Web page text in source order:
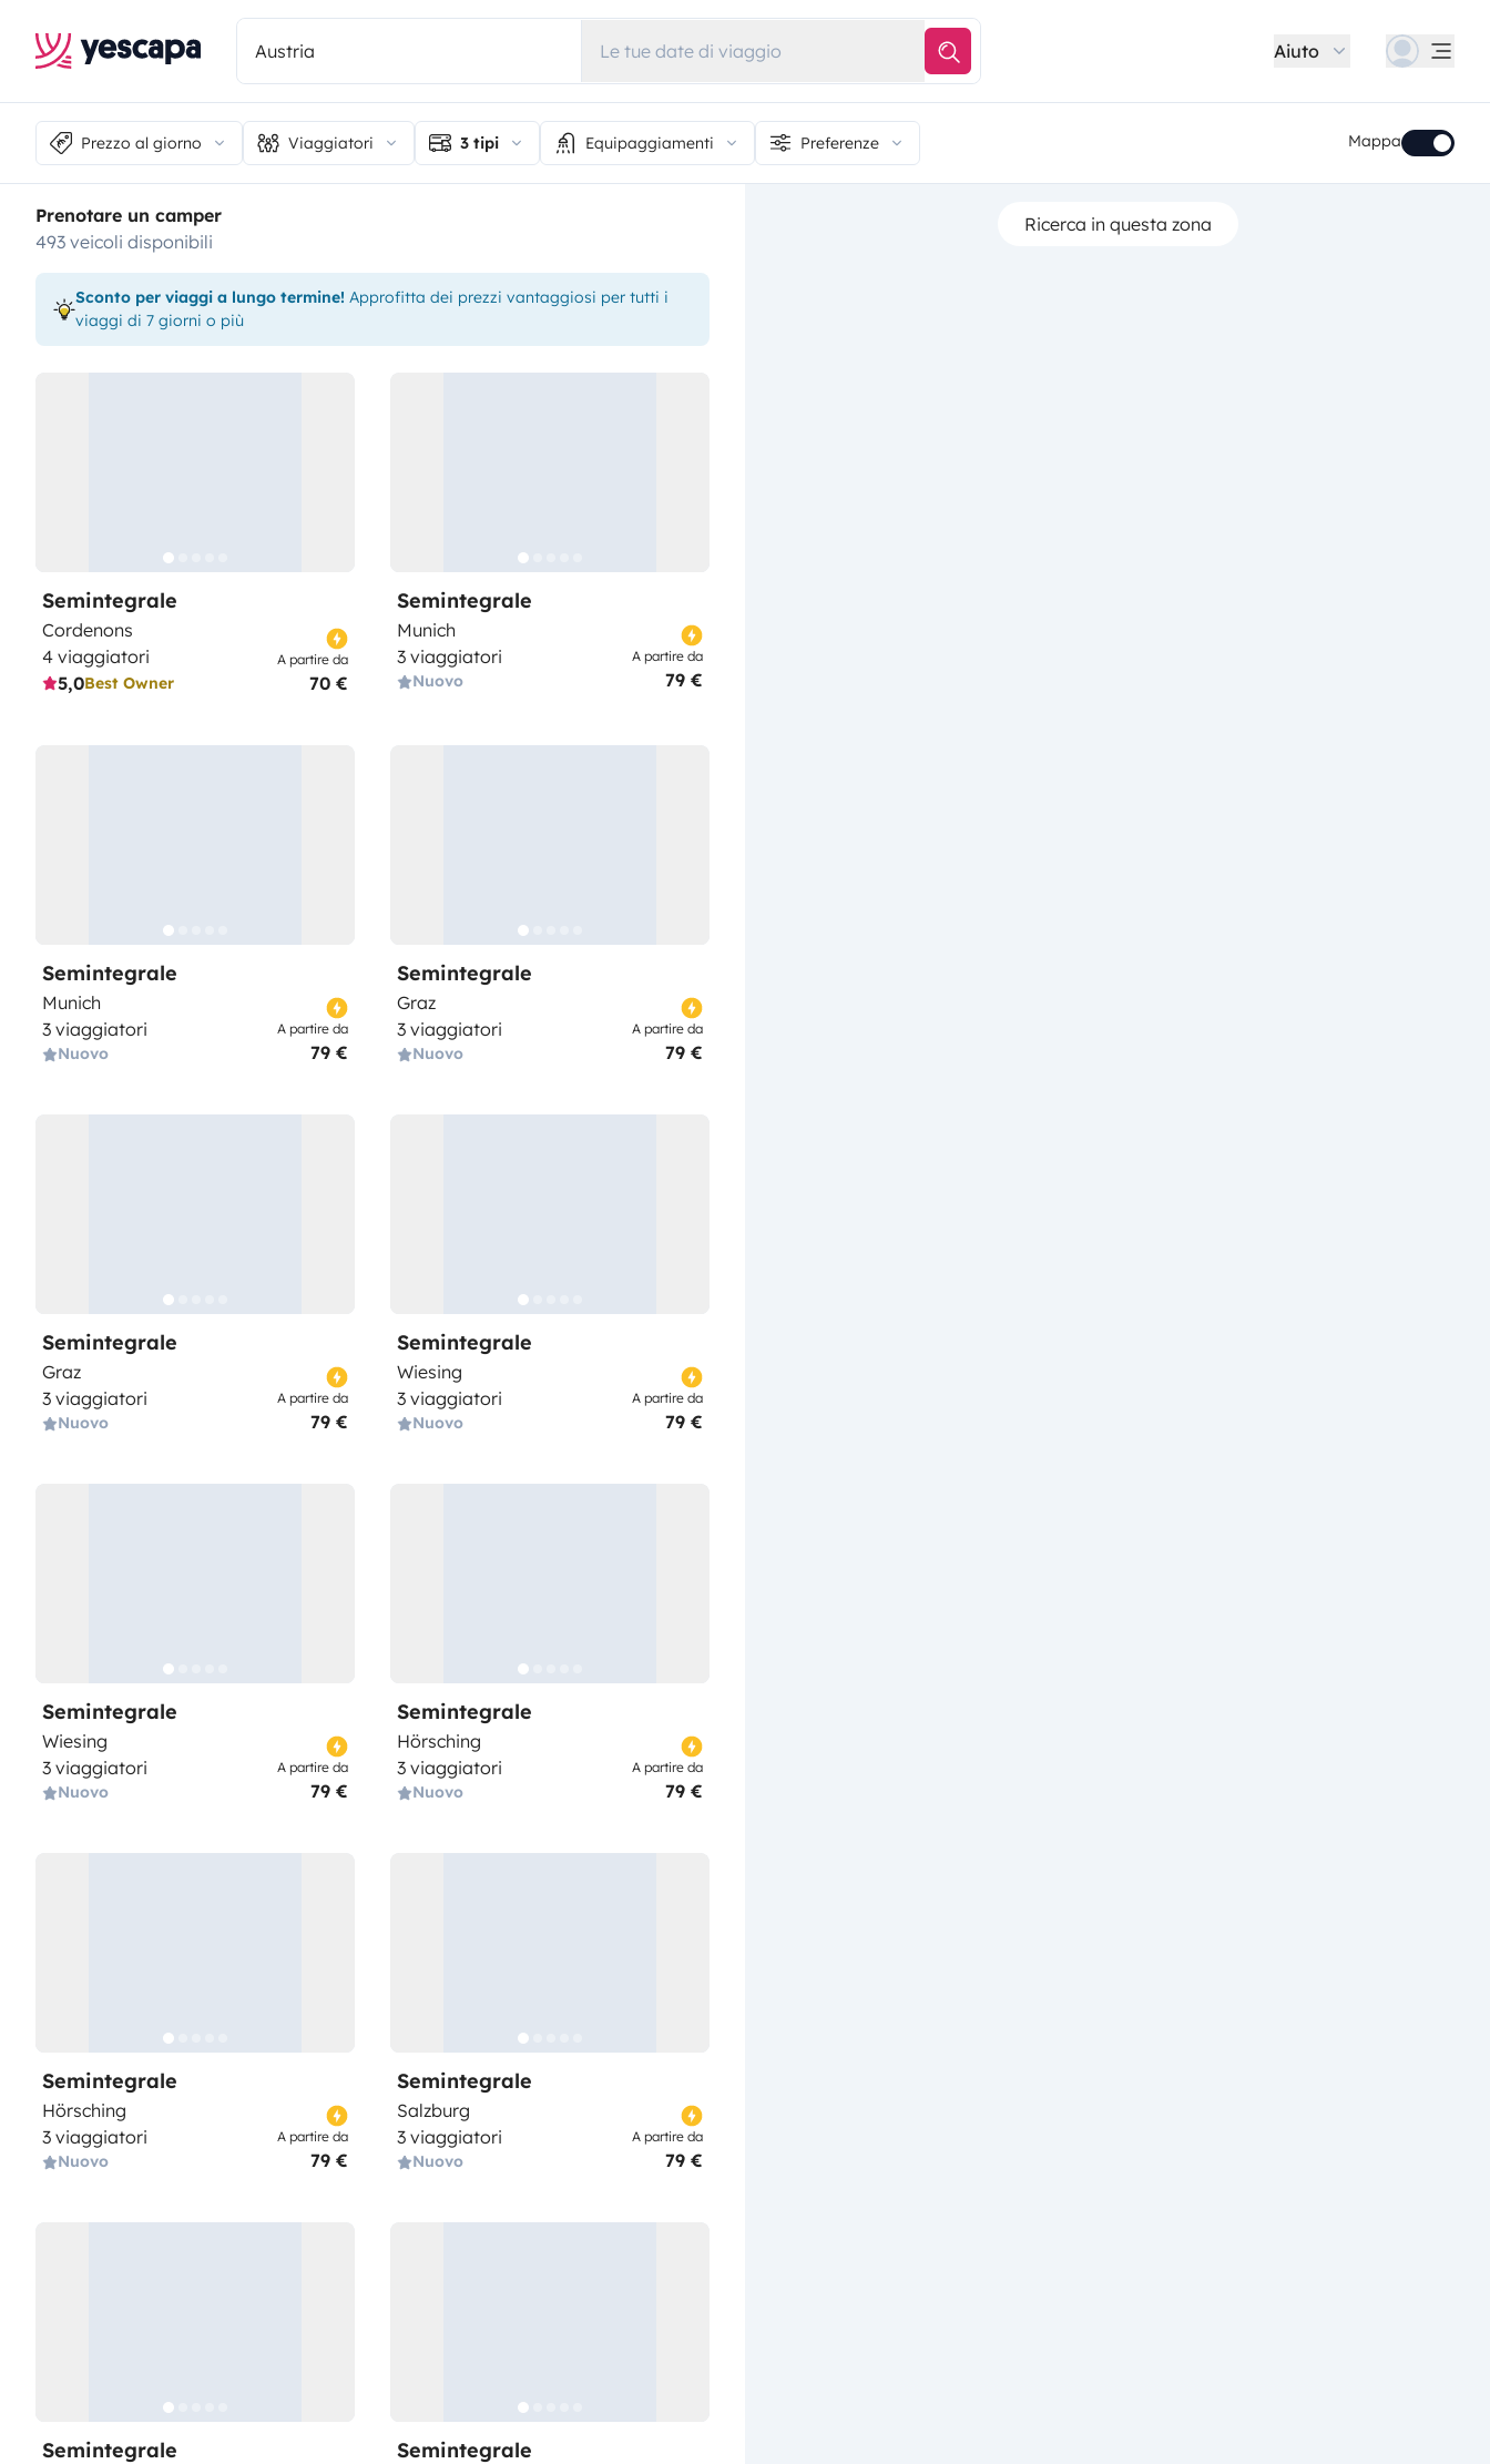
Le tue date di viaggio Aiuto
Prezzo al giorno Viaggiatori 3 tipi Equipaggiamenti Preferenze Mappa
Prenotare un camper
493 veicoli disponibili
Sconto per viaggi a lungo termine! Approfitta dei prezzi vantaggiosi per tutti i
viaggi di 7 giorni o più
Semintegrale
Cordenons
4 viaggiatori
5,0Best Owner
A partire da
70 €
Semintegrale
Munich
3 viaggiatori
Nuovo
A partire da
79 €
Semintegrale
Munich
3 viaggiatori
Nuovo
A partire da
79 €
Semintegrale
Graz
3 viaggiatori
Nuovo
A partire da
79 €
Semintegrale
Graz
3 viaggiatori
Nuovo
A partire da
79 €
Semintegrale
Wiesing
3 viaggiatori
Nuovo
A partire da
79 €
Semintegrale
Wiesing
3 viaggiatori
Nuovo
A partire da
79 €
Semintegrale
Hörsching
3 viaggiatori
Nuovo
A partire da
79 €
Semintegrale
Hörsching
3 viaggiatori
Nuovo
A partire da
79 €
Semintegrale
Salzburg
3 viaggiatori
Nuovo
A partire da
79 €
Semintegrale Semintegrale
Ricerca in questa zona